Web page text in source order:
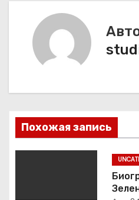
я
п
о
Похожая запись